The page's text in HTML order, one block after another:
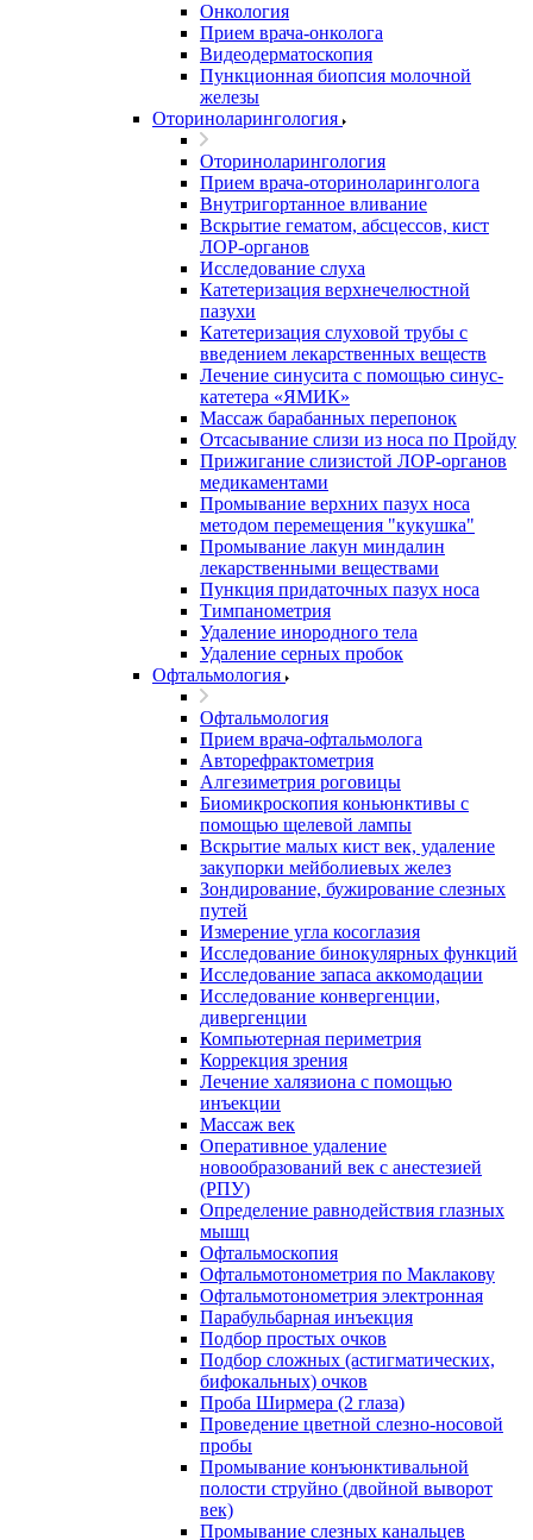
Онкология
Прием врача-онколога
Видеодерматоскопия
Пункционная биопсия молочной
железы
Оториноларингология
Оториноларингология
Прием врача-оториноларинголога
Внутригортанное вливание
Вскрытие гематом, абсцессов, кист
ЛОР-органов
Исследование слуха
Катетеризация верхнечелюстной
пазухи
Катетеризация слуховой трубы с
введением лекарственных веществ
Лечение синусита с помощью синус-
катетера «ЯМИК»
Массаж барабанных перепонок
Отсасывание слизи из носа по Пройду
Прижигание слизистой ЛОР-органов
медикаментами
Промывание верхних пазух носа
методом перемещения "кукушка"
Промывание лакун миндалин
лекарственными веществами
Пункция придаточных пазух носа
Тимпанометрия
Удаление инородного тела
Удаление серных пробок
Офтальмология
Офтальмология
Прием врача-офтальмолога
Авторефрактометрия
Алгезиметрия роговицы
Биомикроскопия коньюнктивы с
помощью щелевой лампы
Вскрытие малых кист век, удаление
закупорки мейболиевых желез
Зондирование, бужирование слезных
путей
Измерение угла косоглазия
Исследование бинокулярных функций
Исследование запаса аккомодации
Исследование конвергенции,
дивергенции
Компьютерная периметрия
Коррекция зрения
Лечение халязиона с помощью
инъекции
Массаж век
Оперативное удаление
новообразований век с анестезией
(РПУ)
Определение равнодействия глазных
мышц
Офтальмоскопия
Офтальмотонометрия по Маклакову
Офтальмотонометрия электронная
Парабульбарная инъекция
Подбор простых очков
Подбор сложных (астигматических,
бифокальных) очков
Проба Ширмера (2 глаза)
Проведение цветной слезно-носовой
пробы
Промывание конъюнктивальной
полости струйно (двойной выворот
век)
Промывание слезных канальцев